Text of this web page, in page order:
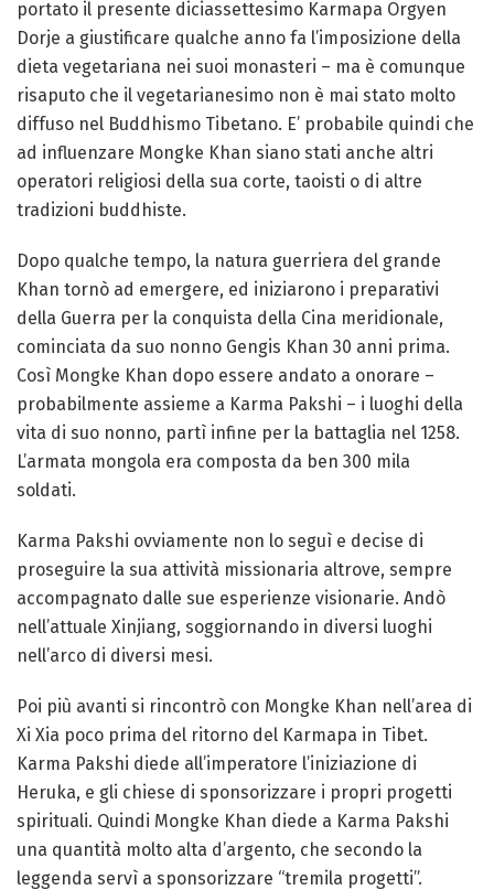
portato il presente diciassettesimo Karmapa Orgyen
Dorje a giustificare qualche anno fa l’imposizione della
dieta vegetariana nei suoi monasteri – ma è comunque
risaputo che il vegetarianesimo non è mai stato molto
diffuso nel Buddhismo Tibetano. E’ probabile quindi che
ad influenzare Mongke Khan siano stati anche altri
operatori religiosi della sua corte, taoisti o di altre
tradizioni buddhiste.
Dopo qualche tempo, la natura guerriera del grande
Khan tornò ad emergere, ed iniziarono i preparativi
della Guerra per la conquista della Cina meridionale,
cominciata da suo nonno Gengis Khan 30 anni prima.
Così Mongke Khan dopo essere andato a onorare –
probabilmente assieme a Karma Pakshi – i luoghi della
vita di suo nonno, partì infine per la battaglia nel 1258.
L’armata mongola era composta da ben 300 mila
soldati.
Karma Pakshi ovviamente non lo seguì e decise di
proseguire la sua attività missionaria altrove, sempre
accompagnato dalle sue esperienze visionarie. Andò
nell’attuale Xinjiang, soggiornando in diversi luoghi
nell’arco di diversi mesi.
Poi più avanti si rincontrò con Mongke Khan nell’area di
Xi Xia poco prima del ritorno del Karmapa in Tibet.
Karma Pakshi diede all’imperatore l’iniziazione di
Heruka, e gli chiese di sponsorizzare i propri progetti
spirituali. Quindi Mongke Khan diede a Karma Pakshi
una quantità molto alta d’argento, che secondo la
leggenda servì a sponsorizzare “tremila progetti”.